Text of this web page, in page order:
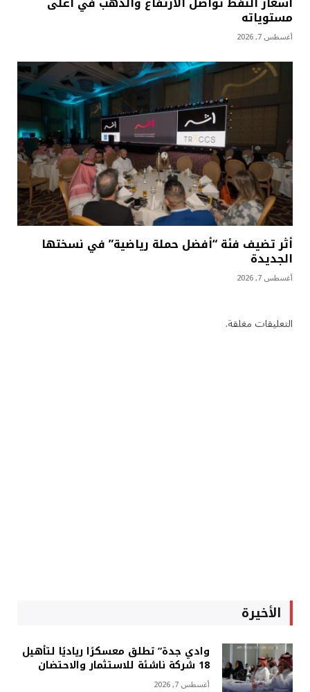
مستوياته
أغسطس 7, 2026
أثر تضيف فئة “أفضل حملة رياضية” في نسختها
الجديدة
أغسطس 7, 2026
التعليقات مغلقة.
الأخيرة
وادي جدة” تطلق معسكرًا رياديًا لتأهيل
18 شركة ناشئة للاستثمار والاحتضان
أغسطس 7, 2026